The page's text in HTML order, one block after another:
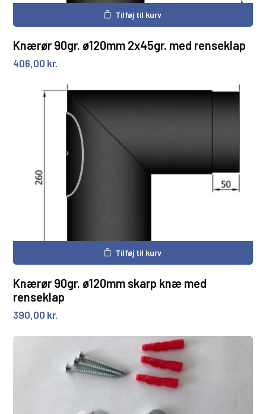
Tilføj til kurv
Knærør 90gr. ø120mm 2x45gr. med renseklap
406,00 kr.
Tilføj til kurv
Knærør 90gr. ø120mm skarp knæ med
renseklap
390,00 kr.